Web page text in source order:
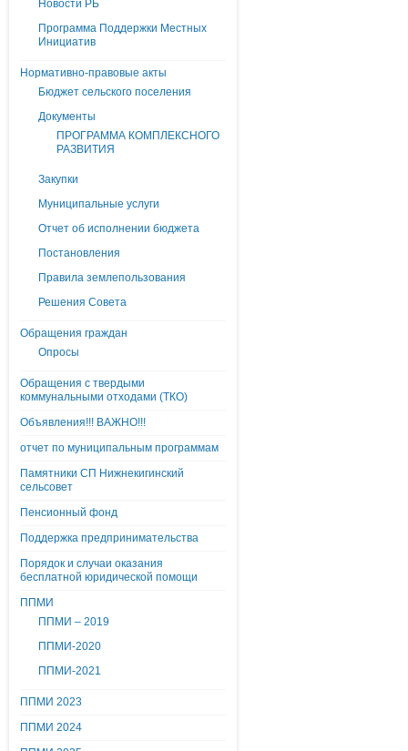
Новости РБ
Программа Поддержки Местных
Инициатив
Нормативно-правовые акты
Бюджет сельского поселения
Документы
ПРОГРАММА КОМПЛЕКСНОГО
РАЗВИТИЯ
Закупки
Муниципальные услуги
Отчет об исполнении бюджета
Постановления
Правила землепользования
Решения Совета
Обращения граждан
Опросы
Обращения с твердыми
коммунальными отходами (ТКО)
Объявления!!! ВАЖНО!!!
отчет по муниципальным программам
Памятники СП Нижнекигинский
сельсовет
Пенсионный фонд
Поддержка предпринимательства
Порядок и случаи оказания
бесплатной юридической помощи
ППМИ
ППМИ – 2019
ППМИ-2020
ППМИ-2021
ППМИ 2023
ППМИ 2024